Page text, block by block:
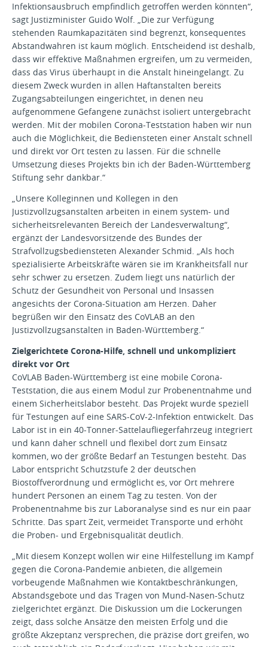
Infektionsausbruch empfindlich getroffen werden könnten“,
sagt Justizminister Guido Wolf. „Die zur Verfügung
stehenden Raumkapazitäten sind begrenzt, konsequentes
Abstandwahren ist kaum möglich. Entscheidend ist deshalb,
dass wir effektive Maßnahmen ergreifen, um zu vermeiden,
dass das Virus überhaupt in die Anstalt hineingelangt. Zu
diesem Zweck wurden in allen Haftanstalten bereits
Zugangsabteilungen eingerichtet, in denen neu
aufgenommene Gefangene zunächst isoliert untergebracht
werden. Mit der mobilen Corona-Teststation haben wir nun
auch die Möglichkeit, die Bediensteten einer Anstalt schnell
und direkt vor Ort testen zu lassen. Für die schnelle
Umsetzung dieses Projekts bin ich der Baden-Württemberg
Stiftung sehr dankbar.“
„Unsere Kolleginnen und Kollegen in den
Justizvollzugsanstalten arbeiten in einem system- und
sicherheitsrelevanten Bereich der Landesverwaltung“,
ergänzt der Landesvorsitzende des Bundes der
Strafvollzugsbediensteten Alexander Schmid. „Als hoch
spezialisierte Arbeitskräfte wären sie im Krankheitsfall nur
sehr schwer zu ersetzen. Zudem liegt uns natürlich der
Schutz der Gesundheit von Personal und Insassen
angesichts der Corona-Situation am Herzen. Daher
begrüßen wir den Einsatz des CoVLAB an den
Justizvollzugsanstalten in Baden-Württemberg.“
Zielgerichtete Corona-Hilfe, schnell und unkompliziert
direkt vor Ort
CoVLAB Baden-Württemberg ist eine mobile Corona-
Teststation, die aus einem Modul zur Probenentnahme und
einem Sicherheitslabor besteht. Das Projekt wurde speziell
für Testungen auf eine SARS-CoV-2-Infektion entwickelt. Das
Labor ist in ein 40-Tonner-Sattelaufliegerfahrzeug integriert
und kann daher schnell und flexibel dort zum Einsatz
kommen, wo der größte Bedarf an Testungen besteht. Das
Labor entspricht Schutzstufe 2 der deutschen
Biostoffverordnung und ermöglicht es, vor Ort mehrere
hundert Personen an einem Tag zu testen. Von der
Probenentnahme bis zur Laboranalyse sind es nur ein paar
Schritte. Das spart Zeit, vermeidet Transporte und erhöht
die Proben- und Ergebnisqualität deutlich.
„Mit diesem Konzept wollen wir eine Hilfestellung im Kampf
gegen die Corona-Pandemie anbieten, die allgemein
vorbeugende Maßnahmen wie Kontaktbeschränkungen,
Abstandsgebote und das Tragen von Mund-Nasen-Schutz
zielgerichtet ergänzt. Die Diskussion um die Lockerungen
zeigt, dass solche Ansätze den meisten Erfolg und die
größte Akzeptanz versprechen, die präzise dort greifen, wo